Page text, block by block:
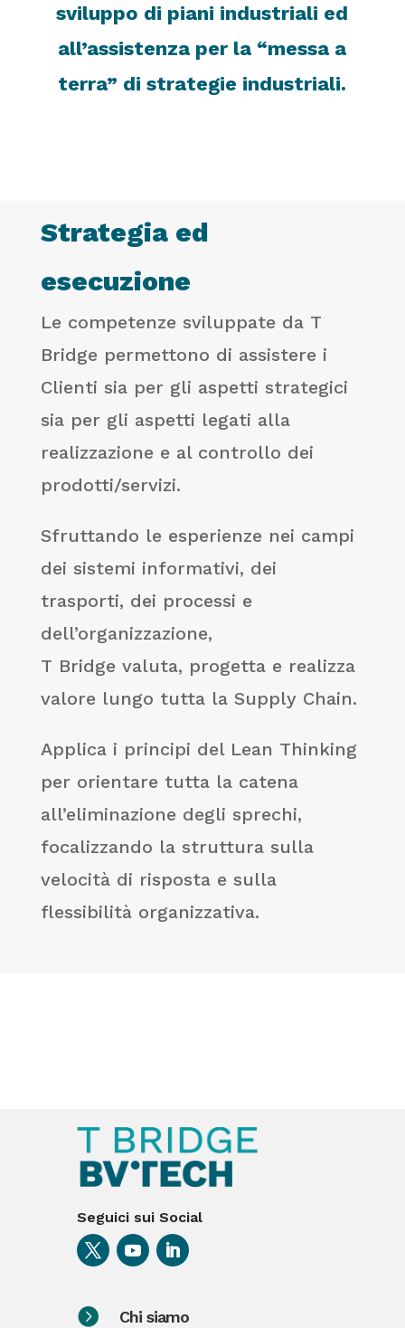
sviluppo di piani industriali ed
all’assistenza per la “messa a
terra” di strategie industriali.
Strategia ed
esecuzione
Le competenze sviluppate da T
Bridge permettono di assistere i
Clienti sia per gli aspetti strategici
sia per gli aspetti legati alla
realizzazione e al controllo dei
prodotti/servizi.
Sfruttando le esperienze nei campi
dei sistemi informativi, dei
trasporti, dei processi e
dell’organizzazione,
T Bridge valuta, progetta e realizza
valore lungo tutta la Supply Chain.
Applica i principi del Lean Thinking
per orientare tutta la catena
all’eliminazione degli sprechi,
focalizzando la struttura sulla
velocità di risposta e sulla
flessibilità organizzativa.
Seguici sui Social
 Chi siamo